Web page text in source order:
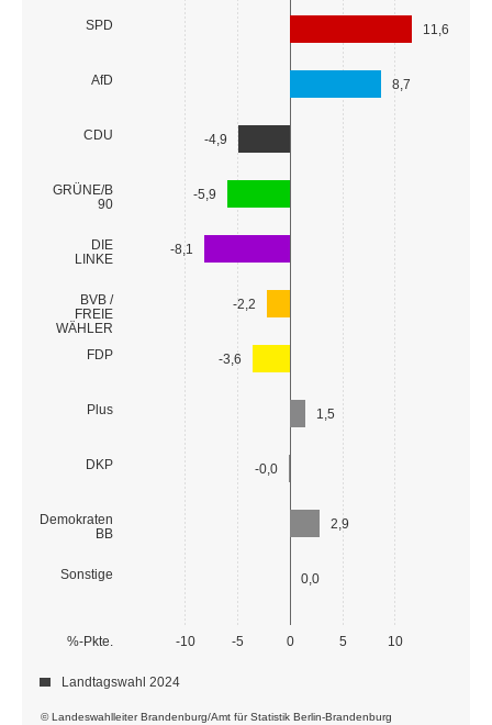
SPD
AfD
CDU
GRÜNE/B
90
DIE
LINKE
BVB /
FREIE
WÄHLER
FDP
Plus
DKP
Demokraten
BB
Sonstige
-10 -5 0 5 10
%-Pkte.
11,6
8,7
-4,9
-5,9
-8,1
-2,2
-3,6
1,5
-0,0
2,9
0,0
© Landeswahlleiter Brandenburg/Amt für Statistik Berlin-Brandenburg
Landtagswahl 2024